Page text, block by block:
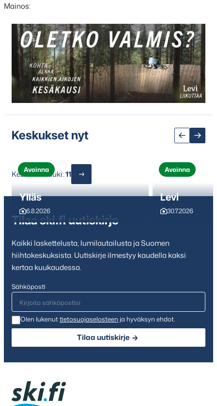
Mainos:
Hyppää
karusellisisällön
yli
seuraavaan
sisältöön
Keskukset nyt
Ylläs
6.8.2026
Avoinna
Levi
30.7.2026
Avoinna
Keskuksia auki:11
Tilaa ski.fi uutiskirje
Kaikki laskettelusta, lumilautailusta ja Suomen
hiihtokeskuksista. Uutiskirje ilmestyy kaudella kaksi
kertaa kuukaudessa.
Sähköposti
Olen lukenuttietosuojaselosteen ja hyväksyn ehdot.
Tilaa uutiskirje